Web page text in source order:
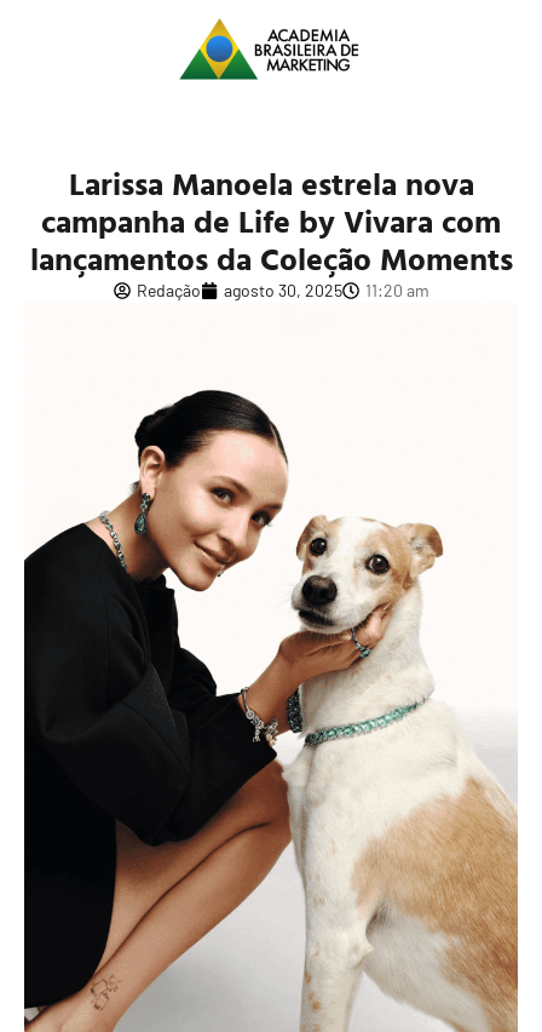
Larissa Manoela estrela nova
campanha de Life by Vivara com
lançamentos da Coleção Moments
Redação agosto 30, 2025 11:20 am